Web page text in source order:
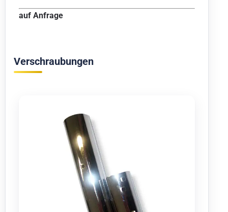
auf Anfrage
Verschraubungen